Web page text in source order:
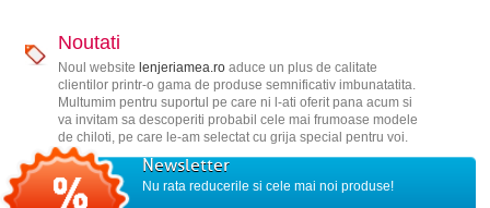
Noutati
Noul website lenjeriamea.roaduce un plus de calitate
clientilor printr-o gama de produse semnificativ imbunatatita.
Multumim pentru suportul pe care ni l-ati oferit pana acum si
va invitam sa descoperiti probabil cele mai frumoase modele
de chiloti, pe care le-am selectat cu grija special pentru voi.
Newsletter
Nu rata reducerile si cele mai noi produse!